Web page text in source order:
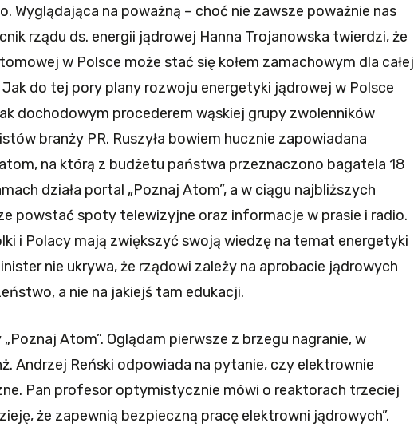
Wyglądająca na poważną – choć nie zawsze poważnie nas
rządu ds. energii jądrowej Hanna Trojanowska twierdzi, że
w Polsce może stać się kołem zamachowym dla całej
Jak do tej pory plany rozwoju energetyki jądrowej w Polsce
dochodowym procederem wąskiej grupy zwolenników
branży PR. Ruszyła bowiem hucznie zapowiadana
na którą z budżetu państwa przeznaczono bagatela 18
działa portal „Poznaj Atom”, a w ciągu najbliższych
powstać spoty telewizyjne oraz informacje w prasie i radio.
i Polacy mają zwiększyć swoją wiedzę na temat energetyki
nie ukrywa, że rządowi zależy na aprobacie jądrowych
a nie na jakiejś tam edukacji.
Atom”. Oglądam pierwsze z brzegu nagranie, w
Andrzej Reński odpowiada na pytanie, czy elektrownie
Pan profesor optymistycznie mówi o reaktorach trzeciej
że zapewnią bezpieczną pracę elektrowni jądrowych”.